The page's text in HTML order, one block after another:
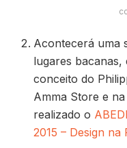
Acontecerá uma
lugares bacanas,
conceito do
Amma Store e
realizado o
2015 – Design na